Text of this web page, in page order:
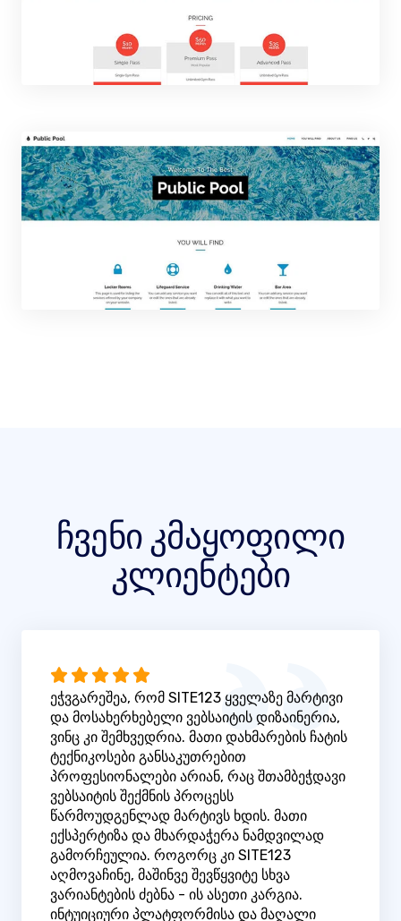
ჩვენი კმაყოფილი
კლიენტები
ეჭვგარეშეა, რომ SITE123 ყველაზე მარტივი
და მოსახერხებელი ვებსაიტის დიზაინერია,
ვინც კი შემხვედრია. მათი დახმარების ჩატის
ტექნიკოსები განსაკუთრებით
პროფესიონალები არიან, რაც შთამბეჭდავი
ვებსაიტის შექმნის პროცესს
წარმოუდგენლად მარტივს ხდის. მათი
ექსპერტიზა და მხარდაჭერა ნამდვილად
გამორჩეულია. როგორც კი SITE123
აღმოვაჩინე, მაშინვე შევწყვიტე სხვა
ვარიანტების ძებნა - ის ასეთი კარგია.
ინტუიციური პლატფორმისა და მაღალი